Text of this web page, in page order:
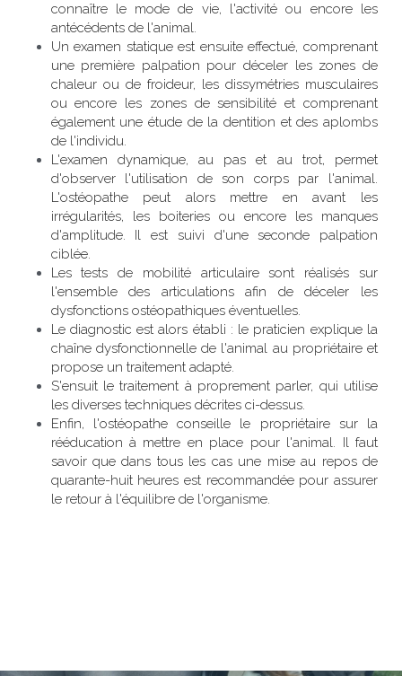
connaître le mode de vie, l'activité ou encore les
antécédents de l'animal.
Un examen statique est ensuite effectué, comprenant
une première palpation pour déceler les zones de
chaleur ou de froideur, les dissymétries musculaires
ou encore les zones de sensibilité et comprenant
également une étude de la dentition et des aplombs
de l'individu.
L'examen dynamique, au pas et au trot, permet
d'observer l'utilisation de son corps par l'animal.
L'ostéopathe peut alors mettre en avant les
irrégularités, les boiteries ou encore les manques
d'amplitude. Il est suivi d'une seconde palpation
ciblée.
Les tests de mobilité articulaire sont réalisés sur
l'ensemble des articulations afin de déceler les
dysfonctions ostéopathiques éventuelles.
Le diagnostic est alors établi : le praticien explique la
chaîne dysfonctionnelle de l'animal au propriétaire et
propose un traitement adapté.
S'ensuit le traitement à proprement parler, qui utilise
les diverses techniques décrites ci-dessus.
Enfin, l'ostéopathe conseille le propriétaire sur la
rééducation à mettre en place pour l'animal. Il faut
savoir que dans tous les cas une mise au repos de
quarante-huit heures est recommandée pour assurer
le retour à l'équilibre de l'organisme.